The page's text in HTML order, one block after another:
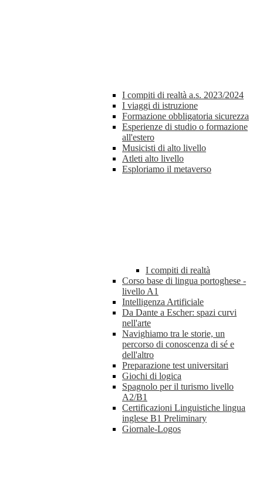
I compiti di realtà a.s. 2023/2024
I viaggi di istruzione
Formazione obbligatoria sicurezza
Esperienze di studio o formazione
all'estero
Musicisti di alto livello
Atleti alto livello
Esploriamo il metaverso
I compiti di realtà
Corso base di lingua portoghese -
livello A1
Intelligenza Artificiale
Da Dante a Escher: spazi curvi
nell'arte
Navighiamo tra le storie, un
percorso di conoscenza di sé e
dell'altro
Preparazione test universitari
Giochi di logica
Spagnolo per il turismo livello
A2/B1
Certificazioni Linguistiche lingua
inglese B1 Preliminary
Giornale-Logos